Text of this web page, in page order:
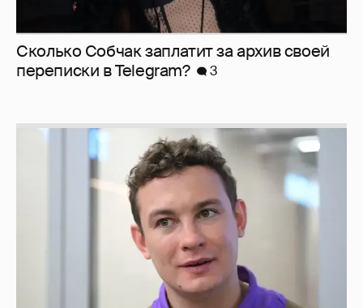
Сколько Собчак заплатит за архив своей
перeписки в Telegram?
3